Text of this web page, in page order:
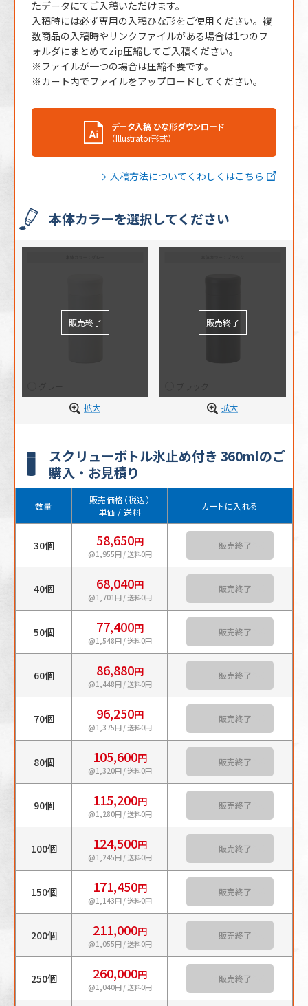
たデータにてご入稿いただけます。
入稿時には必ず専用の入稿ひな形をご使用ください。複
数商品の入稿時やリンクファイルがある場合は1つのフ
ォルダにまとめてzip圧縮してご入稿ください。
※ファイルが一つの場合は圧縮不要です。
※カート内でファイルをアップロードしてください。
データ入稿 ひな形ダウンロード
（Illustrator形式）
入稿方法についてくわしくはこちら
本体カラーを選択してください
拡大
拡大
スクリューボトル氷止め付き 360mlのご
購入・お見積り
数量
販売価格（税込）
単価 / 送料
カートに入れる
30個 58,650円
@1,955円 / 送料0円
カートに入れる
40個 68,040円
@1,701円 / 送料0円
カートに入れる
50個 77,400円
@1,548円 / 送料0円
カートに入れる
60個 86,880円
@1,448円 / 送料0円
カートに入れる
70個 96,250円
@1,375円 / 送料0円
カートに入れる
80個 105,600円
@1,320円 / 送料0円
カートに入れる
90個 115,200円
@1,280円 / 送料0円
カートに入れる
100個 124,500円
@1,245円 / 送料0円
カートに入れる
150個 171,450円
@1,143円 / 送料0円
カートに入れる
200個 211,000円
@1,055円 / 送料0円
カートに入れる
250個 260,000円
@1,040円 / 送料0円
カートに入れる